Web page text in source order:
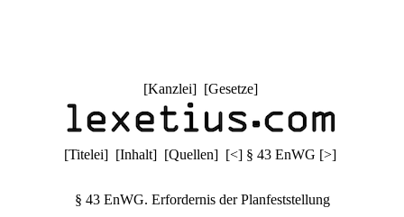
[Kanzlei] [Gesetze]
[Titelei] [Inhalt] [Quellen] [<] § 43 EnWG [>]
§ 43 EnWG. Erfordernis der Planfeststellung